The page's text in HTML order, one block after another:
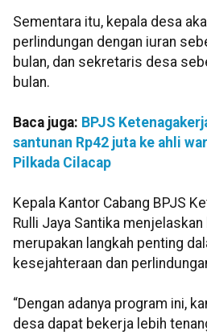
Sementara itu, kepala desa
perlindungan dengan iuran
bulan, dan sekretaris desa
bulan.
Baca juga: BPJS
santunan Rp42 juta ke ahli
Pilkada Cilacap
Kepala Kantor Cabang BPJS
Rulli Jaya Santika
merupakan langkah penting
kesejahteraan dan
“Dengan adanya program ini,
desa dapat bekerja lebih